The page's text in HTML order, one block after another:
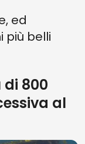
ed
più belli
di 800
al